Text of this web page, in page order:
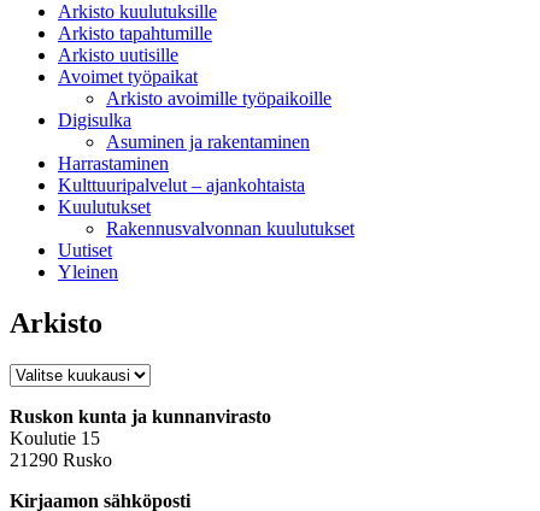
Arkisto kuulutuksille
Arkisto tapahtumille
Arkisto uutisille
Avoimet työpaikat
Arkisto avoimille työpaikoille
Digisulka
Asuminen ja rakentaminen
Harrastaminen
Kulttuuripalvelut – ajankohtaista
Kuulutukset
Rakennusvalvonnan kuulutukset
Uutiset
Yleinen
Arkisto
Arkisto
Ruskon kunta ja kunnanvirasto
Koulutie 15
21290 Rusko
Kirjaamon sähköposti